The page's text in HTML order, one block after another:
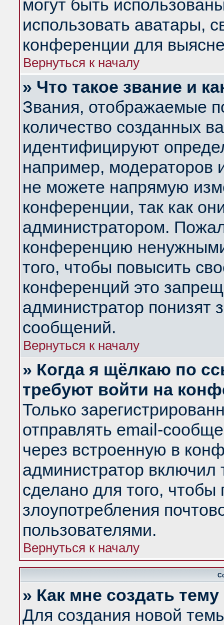
могут быть
использовать аватары,
конференции для
Вернуться к началу
» Что такое звание и
Звания, отображаемые
количество созданных
идентифицируют
например, модераторов
не можете напрямую
конференции, так как
администратором.
конференцию
того, чтобы повысить
конференций это
администратор понизят
сообщений.
Вернуться к началу
» Когда я щёлкаю по
требуют войти на
Только
отправлять email-
через встроенную в
администратор
сделано для того, чтобы
злоупотребления
пользователями.
Вернуться к началу
» Как мне создать
Для создания новой